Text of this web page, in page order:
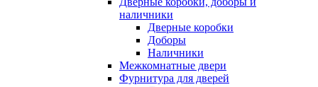
наличники
Дверные коробки
Доборы
Наличники
Межкомнатные двери
Фурнитура для дверей